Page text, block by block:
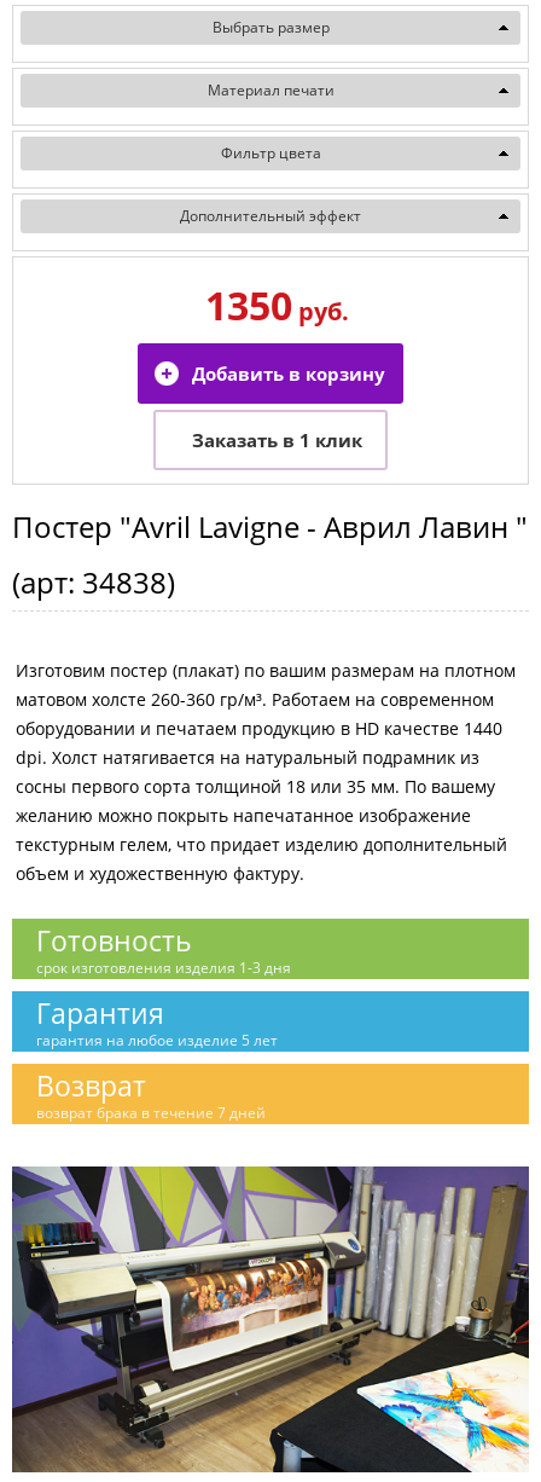
Выбрать размер
Материал печати
Фильтр цвета
Дополнительный эффект
1350руб.
Постер "Avril Lavigne - Аврил Лавин "
(арт: 34838)
Изготовим постер (плакат) по вашим размерам на плотном
матовом холсте 260-360 гр/м³. Работаем на современном
оборудовании и печатаем продукцию в HD качестве 1440
dpi. Холст натягивается на натуральный подрамник из
сосны первого сорта толщиной 18 или 35 мм. По вашему
желанию можно покрыть напечатанное изображение
текстурным гелем, что придает изделию дополнительный
объем и художественную фактуру.
Готовность
срок изготовления изделия 1-3 дня
Гарантия
гарантия на любое изделие 5 лет
Возврат
возврат брака в течение 7 дней